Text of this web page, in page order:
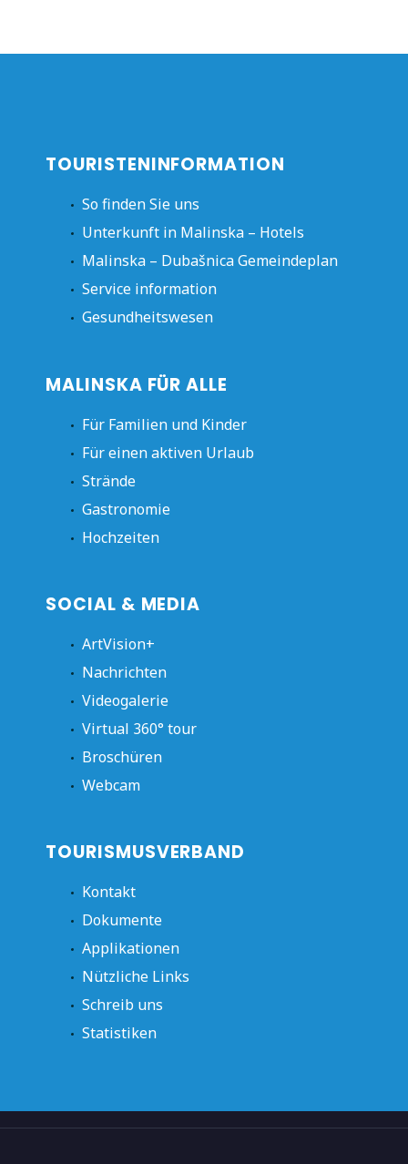
TOURISTENINFORMATION
So finden Sie uns
Unterkunft in Malinska – Hotels
Malinska – Dubašnica Gemeindeplan
Service information
Gesundheitswesen
MALINSKA FÜR ALLE
Für Familien und Kinder
Für einen aktiven Urlaub
Strände
Gastronomie
Hochzeiten
SOCIAL & MEDIA
ArtVision+
Nachrichten
Videogalerie
Virtual 360° tour
Broschüren
Webcam
TOURISMUSVERBAND
Kontakt
Dokumente
Applikationen
Nützliche Links
Schreib uns
Statistiken